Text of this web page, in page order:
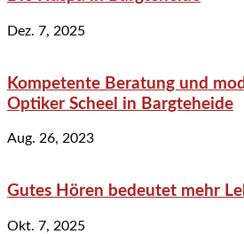
Dez. 7, 2025
Kompetente Beratung und
Optiker Scheel in Bargteheide
Aug. 26, 2023
Gutes Hören bedeutet mehr
Okt. 7, 2025